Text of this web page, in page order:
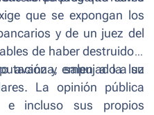
que se expongan los
y de un juez del
de haber destruido a
y empujado a su
avanza, salen a la luz
La opinión pública
e incluso sus propios